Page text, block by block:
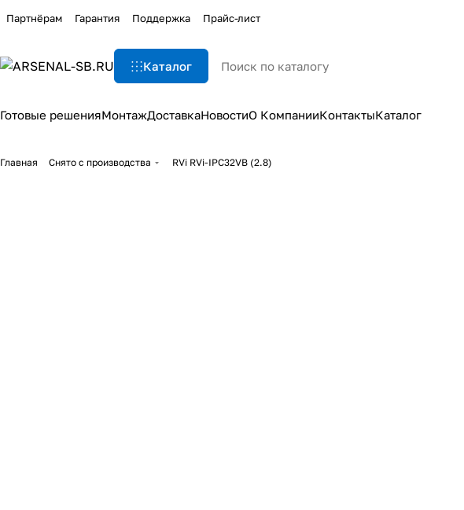
Партнёрам Гарантия Поддержка Прайс-лист
Каталог
Готовые решенияМонтажДоставкаНовостиО КомпанииКонтактыКаталог
Главная Снято с производства RVi RVi-IPC32VB (2.8)